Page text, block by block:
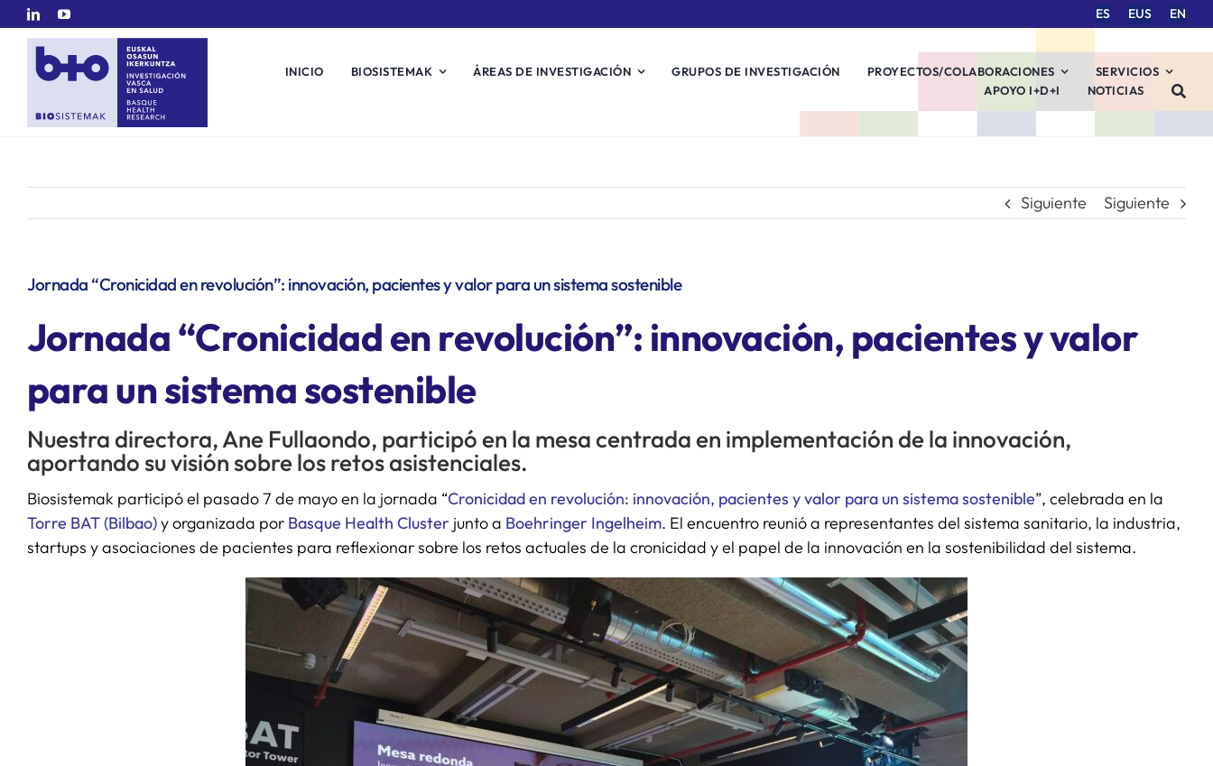
Saltar
contenido
ES EUS EN
INICIO BIOSISTEMAK ÁREAS DE INVESTIGACIÓN GRUPOS DE INVESTIGACIÓN PROYECTOS/COLABORACIONES
SERVICIOS
APOYO I+D+I
NOTICIAS
Siguiente Siguiente
Jornada “Cronicidad en revolución”: innovación, pacientes y valor para un sistema sostenible
Jornada “Cronicidad en revolución”: innovación, pacientes y valor
para un sistema sostenible
Nuestra directora, Ane Fullaondo, participó en la mesa centrada en implementación de la innovación,
aportando su visión sobre los retos asistenciales.
Biosistemak participó el pasado 7 de mayo en la jornada “Cronicidad en revolución: innovación, pacientes y valor para un sistema sostenible”, celebrada en la
Torre BAT (Bilbao)y organizada por Basque Health Cluster junto a Boehringer Ingelheim. El encuentro reunió a representantes del sistema sanitario, la industria,
startups y asociaciones de pacientes para reflexionar sobre los retos actuales de la cronicidad y el papel de la innovación en la sostenibilidad del sistema.